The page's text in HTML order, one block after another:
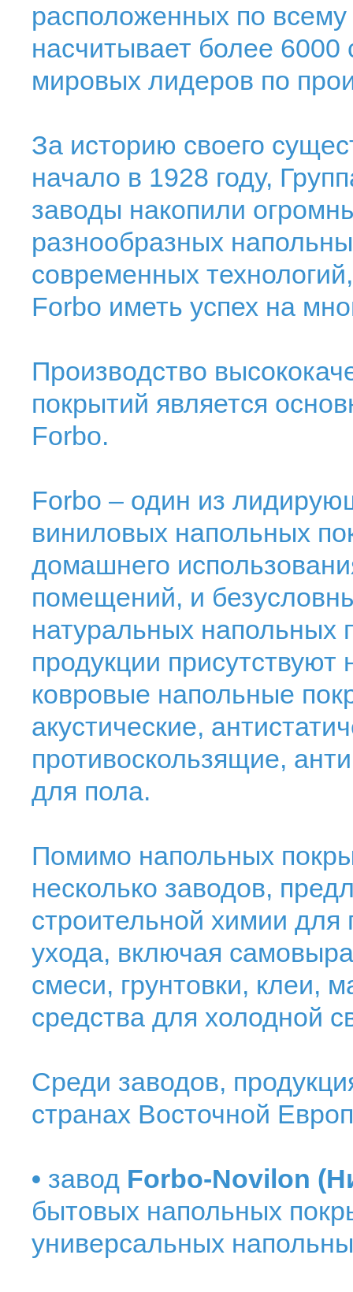
расположенных по
насчитывает более 6000
мировых лидеров по
За историю своего
начало в 1928 году,
заводы накопили
разнообразных
современных
Forbo иметь успех на
Производство
покрытий является
Forbo.
Forbo – один из
виниловых напольных
домашнего
помещений, и
натуральных напольных
продукции присутствуют
ковровые напольные
акустические,
противоскользящие,
для пола.
Помимо напольных
несколько заводов,
строительной химии
ухода, включая
смеси, грунтовки, клеи,
средства для холодной
Среди заводов,
странах Восточной
• завод Forbo-Novilon
бытовых напольных
универсальных